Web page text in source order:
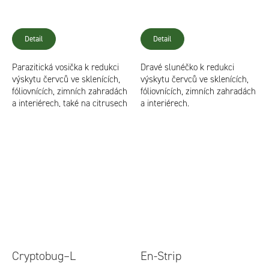
Detail
Parazitická vosička k redukci
výskytu červců ve sklenících,
fóliovnících, zimních zahradách
a interiérech, také na citrusech
Detail
Dravé slunéčko k redukci
výskytu červců ve sklenících,
fóliovnících, zimních zahradách
a interiérech.
Cryptobug–L En-Strip